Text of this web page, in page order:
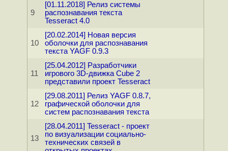
9
[01.11.2018] Релиз системы
распознавания текста
Tesseract 4.0
10
[20.02.2014] Новая версия
оболочки для распознавания
текста YAGF 0.9.3
11
[25.04.2012] Разработчики
игрового 3D-движка Cube 2
представили проект Tesseract
12
[29.08.2011] Релиз YAGF 0.8.7,
графической оболочки для
систем распознавания текста
13
[28.04.2011] Tesseract - проект
по визуализации социально-
технических связей в